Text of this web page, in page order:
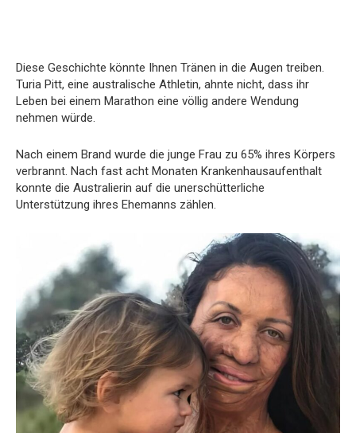
Diese Geschichte könnte Ihnen Tränen in die Augen treiben.
Turia Pitt, eine australische Athletin, ahnte nicht, dass ihr
Leben bei einem Marathon eine völlig andere Wendung
nehmen würde.
Nach einem Brand wurde die junge Frau zu 65% ihres Körpers
verbrannt. Nach fast acht Monaten Krankenhausaufenthalt
konnte die Australierin auf die unerschütterliche
Unterstützung ihres Ehemanns zählen.